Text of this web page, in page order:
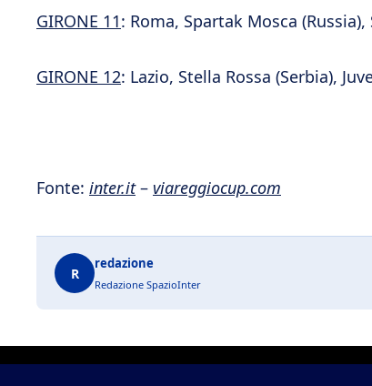
GIRONE 11: Roma, Spartak Mosca
GIRONE 12: Lazio, Stella Rossa (Serbia),
Fonte: inter.it– viareggiocup.com
R
redazione
Redazione SpazioInter